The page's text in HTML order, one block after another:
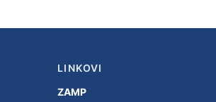
LINKOVI
ZAMP